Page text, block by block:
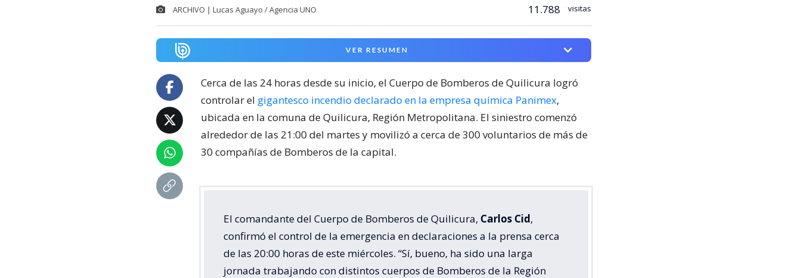
ARCHIVO | Lucas Aguayo / Agencia UNO 11.788 visitas
VER RESUMEN
Cerca de las 24 horas desde su inicio, el Cuerpo de Bomberos de Quilicura logró
controlar el gigantesco incendio declarado en la empresa química Panimex,
ubicada en la comuna de Quilicura, Región Metropolitana. El siniestro comenzó
alrededor de las 21:00 del martes y movilizó a cerca de 300 voluntarios de más de
30 compañías de Bomberos de la capital.
El comandante del Cuerpo de Bomberos de Quilicura, Carlos Cid,
confirmó el control de la emergencia en declaraciones a la prensa cerca
de las 20:00 horas de este miércoles. “Sí, bueno, ha sido una larga
jornada trabajando con distintos cuerpos de Bomberos de la Región